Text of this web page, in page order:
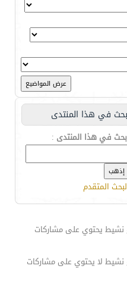
في هذا المنتدى
في هذا المنتدى :
المتقدم
يحتوي على مشاركات
لا يحتوي على مشاركات